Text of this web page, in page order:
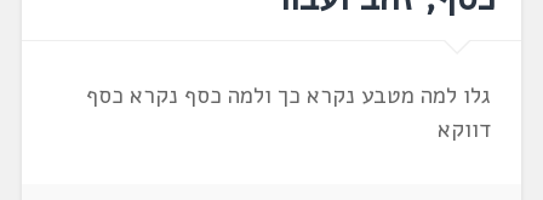
גלו למה מטבע נקרא כך ולמה כסף נקרא כסף
דווקא